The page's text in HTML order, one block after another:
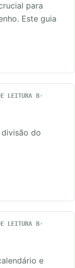
para
Este guia
LEITURA
do
LEITURA
e